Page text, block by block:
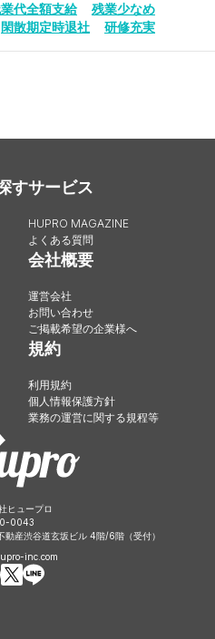
代全額支給
残業少なめ
閑散期定時退社 研修充実
すサービス
HUPRO MAGAZINE
よくある質問
会社概要
運営会社
お問い合わせ
ご掲載希望の企業様へ
規約
利用規約
個人情報保護方針
業務の運営に関する規程等
ヒュープロ
0043
産渋谷道玄坂ビル 4階/6階（受付）
inc.com